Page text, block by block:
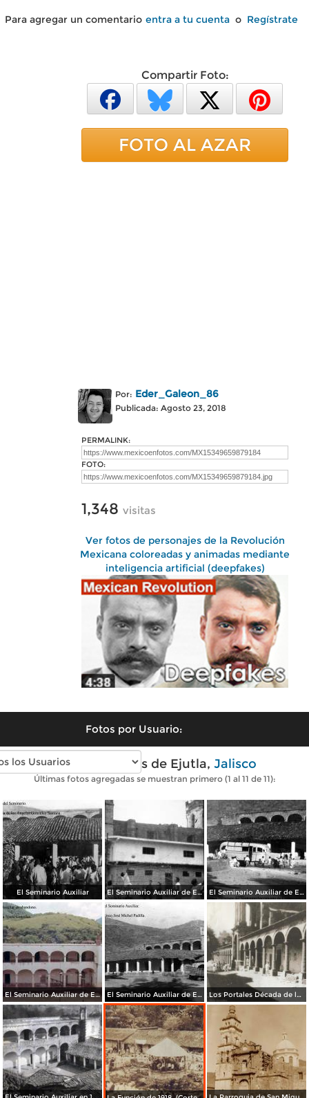
Para agregar un comentario entra a tu cuenta o Regístrate
Compartir Foto:
FOTO AL AZAR
Por: Eder_Galeon_86
Publicada: Agosto 23, 2018
PERMALINK:
FOTO:
1,348 visitas
Ver fotos de personajes de la Revolución
Mexicana coloreadas y animadas mediante
inteligencia artificial (deepfakes)
Fotos por Usuario:
Fotos antiguas de Ejutla, Jalisco
Últimas fotos agregadas se muestran primero (1 al 11 de 11):
El Seminario Auxiliar El Seminario Auxiliar de Ejutla El Seminario Auxiliar de Ejutla
El Seminario Auxiliar de Ejutla El Seminario Auxiliar de Ejutla Los Portales Década de los 60’s. (Cortesía: María Ninfa González)